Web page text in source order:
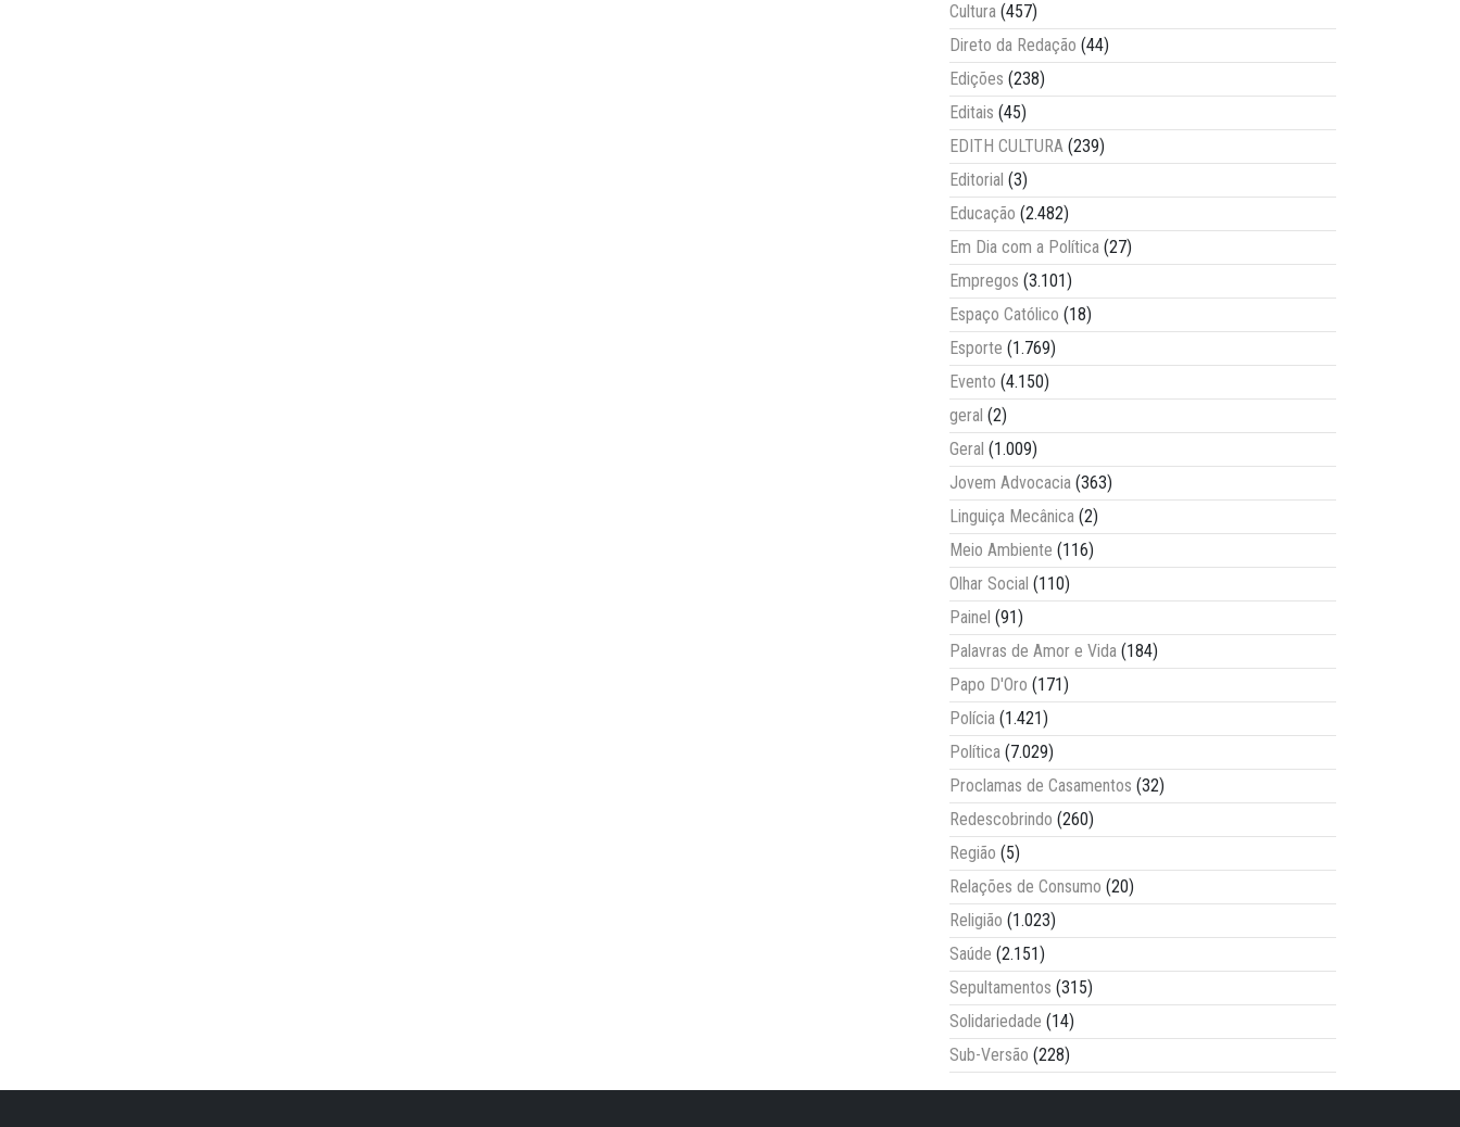
Cultura (457)
Direto da Redação (44)
Edições (238)
Editais (45)
EDITH CULTURA (239)
Editorial (3)
Educação (2.482)
Em Dia com a Política (27)
Empregos (3.101)
Espaço Católico (18)
Esporte (1.769)
Evento (4.150)
geral (2)
Geral (1.009)
Jovem Advocacia (363)
Linguiça Mecânica (2)
Meio Ambiente (116)
Olhar Social (110)
Painel (91)
Palavras de Amor e Vida (184)
Papo D'Oro (171)
Polícia (1.421)
Política (7.029)
Proclamas de Casamentos (32)
Redescobrindo (260)
Região (5)
Relações de Consumo (20)
Religião (1.023)
Saúde (2.151)
Sepultamentos (315)
Solidariedade (14)
Sub-Versão (228)